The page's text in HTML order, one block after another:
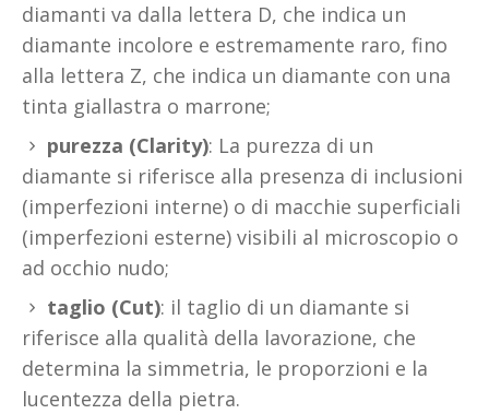
diamanti va dalla lettera D, che indica un
diamante incolore e estremamente raro, fino
alla lettera Z, che indica un diamante con una
tinta giallastra o marrone;
purezza (Clarity): La purezza di un
diamante si riferisce alla presenza di inclusioni
(imperfezioni interne) o di macchie superficiali
(imperfezioni esterne) visibili al microscopio o
ad occhio nudo;
taglio (Cut): il taglio di un diamante si
riferisce alla qualità della lavorazione, che
determina la simmetria, le proporzioni e la
lucentezza della pietra.